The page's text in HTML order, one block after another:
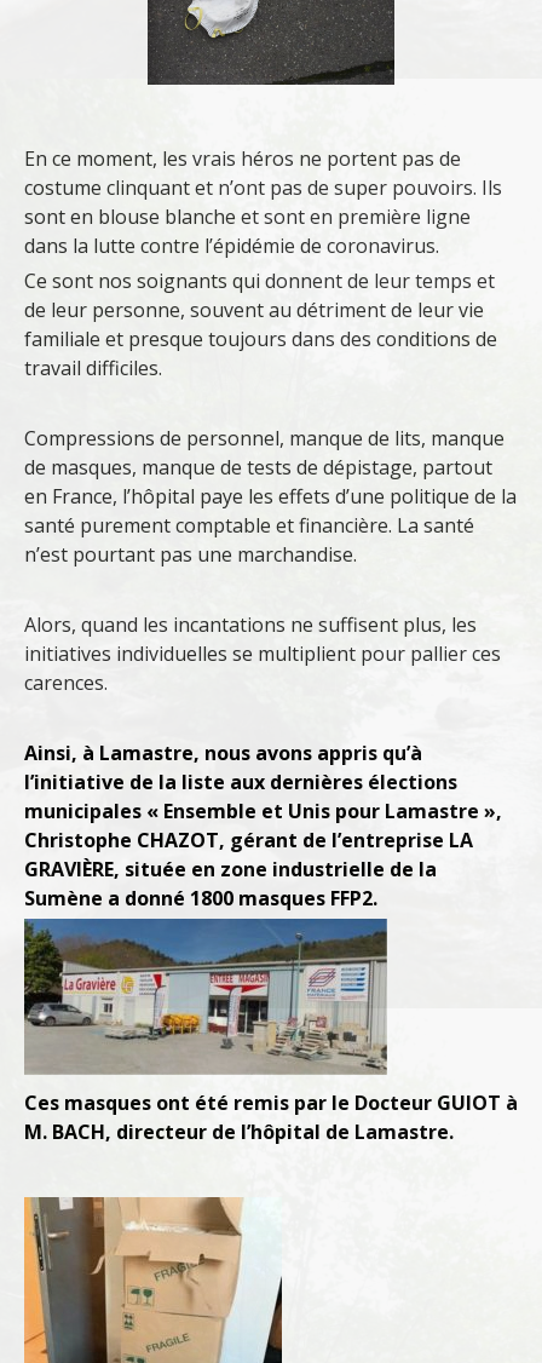
En ce moment, les vrais héros ne portent pas de
costume clinquant et n’ont pas de super pouvoirs. Ils
sont en blouse blanche et sont en première ligne
dans la lutte contre l’épidémie de coronavirus.
Ce sont nos soignants qui donnent de leur temps et
de leur personne, souvent au détriment de leur vie
familiale et presque toujours dans des conditions de
travail difficiles.
Compressions de personnel, manque de lits, manque
de masques, manque de tests de dépistage, partout
en France, l’hôpital paye les effets d’une politique de la
santé purement comptable et financière. La santé
n’est pourtant pas une marchandise.
Alors, quand les incantations ne suffisent plus, les
initiatives individuelles se multiplient pour pallier ces
carences.
Ainsi, à Lamastre, nous avons appris qu’à
l’initiative de la liste aux dernières élections
municipales « Ensemble et Unis pour Lamastre »,
Christophe CHAZOT, gérant de l’entreprise LA
GRAVIÈRE, située en zone industrielle de la
Sumène a donné 1800 masques FFP2.
Ces masques ont été remis par le Docteur GUIOT à
M. BACH, directeur de l’hôpital de Lamastre.